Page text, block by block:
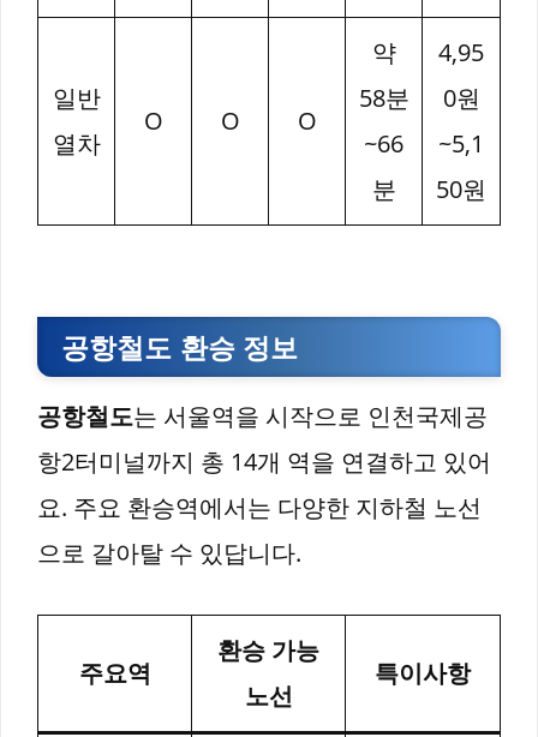
일반
열차
O O O
약
58분
~66
분
4,95
0원
~5,1
50원
공항철도 환승 정보
공항철도는 서울역을 시작으로 인천국제공
항2터미널까지 총 14개 역을 연결하고 있어
요. 주요 환승역에서는 다양한 지하철 노선
으로 갈아탈 수 있답니다.
주요역
환승 가능
노선
특이사항